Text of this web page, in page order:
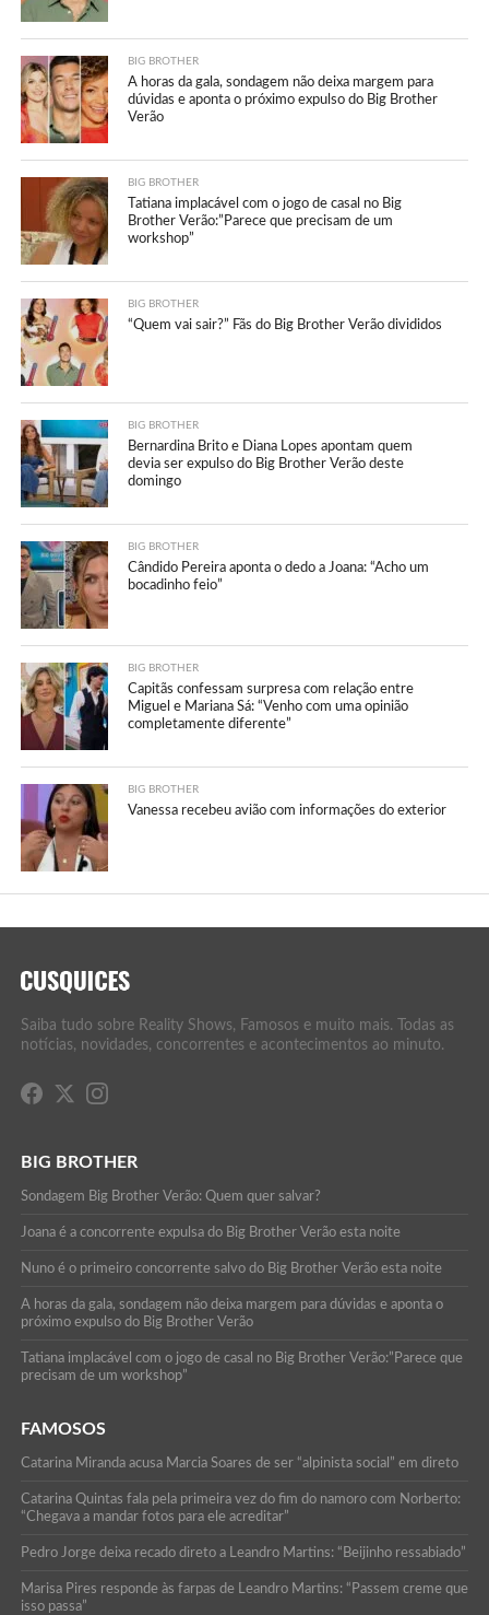
BIG BROTHER
A horas da gala, sondagem não deixa margem para
dúvidas e aponta o próximo expulso do Big Brother
Verão
BIG BROTHER
Tatiana implacável com o jogo de casal no Big
Brother Verão:”Parece que precisam de um
workshop”
BIG BROTHER
“Quem vai sair?” Fãs do Big Brother Verão divididos
BIG BROTHER
Bernardina Brito e Diana Lopes apontam quem
devia ser expulso do Big Brother Verão deste
domingo
BIG BROTHER
Cândido Pereira aponta o dedo a Joana: “Acho um
bocadinho feio”
BIG BROTHER
Capitãs confessam surpresa com relação entre
Miguel e Mariana Sá: “Venho com uma opinião
completamente diferente”
BIG BROTHER
Vanessa recebeu avião com informações do exterior
Saiba tudo sobre Reality Shows, Famosos e muito mais. Todas as
notícias, novidades, concorrentes e acontecimentos ao minuto.
BIG BROTHER
Sondagem Big Brother Verão: Quem quer salvar?
Joana é a concorrente expulsa do Big Brother Verão esta noite
Nuno é o primeiro concorrente salvo do Big Brother Verão esta noite
A horas da gala, sondagem não deixa margem para dúvidas e aponta o
próximo expulso do Big Brother Verão
Tatiana implacável com o jogo de casal no Big Brother Verão:”Parece que
precisam de um workshop”
FAMOSOS
Catarina Miranda acusa Marcia Soares de ser “alpinista social” em direto
Catarina Quintas fala pela primeira vez do fim do namoro com Norberto:
“Chegava a mandar fotos para ele acreditar”
Pedro Jorge deixa recado direto a Leandro Martins: “Beijinho ressabiado”
Marisa Pires responde às farpas de Leandro Martins: “Passem creme que
isso passa”